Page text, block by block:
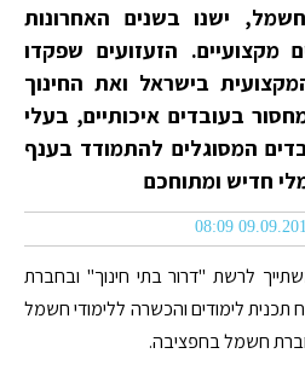
ישנו בשנים האחרונות
הזעזועים שפקדו
בישראל ואת החינוך
בעובדים איכותיים, בעלי
המסוגלים להתמודד בענף
חדיש ומתוחכם
לרשת "דרור בתי חינוך" ובחברת
לימודים והכשרה ללימודי חשמל
חשמל בחפציבה.